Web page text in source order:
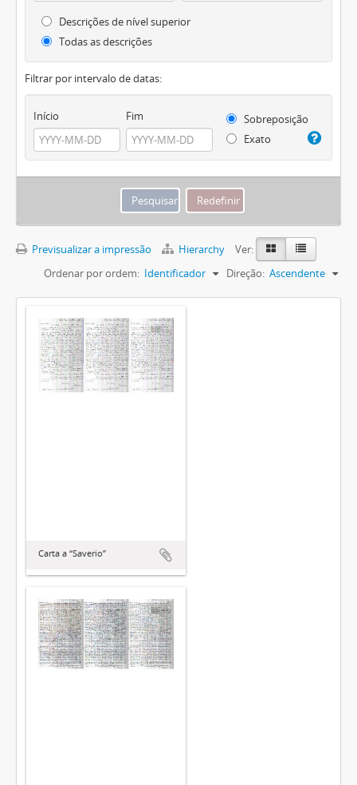
Descrições de nível superior
Todas as descrições
Filtrar por intervalo de datas:
Início Fim
Sobreposição
Exato
Previsualizar a impressão Hierarchy
Ver:
Ordenar por ordem: Identificador Direção: Ascendente
Carta a “Saverio”